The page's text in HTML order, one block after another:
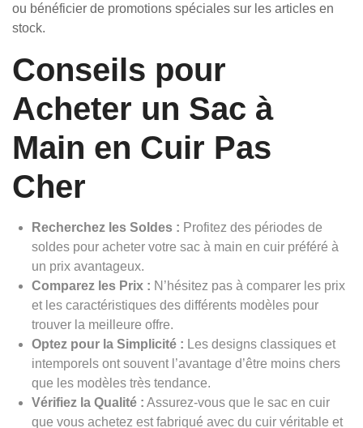
ou bénéficier de promotions spéciales sur les articles en
stock.
Conseils pour
Acheter un Sac à
Main en Cuir Pas
Cher
Recherchez les Soldes : Profitez des périodes de
soldes pour acheter votre sac à main en cuir préféré à
un prix avantageux.
Comparez les Prix : N’hésitez pas à comparer les prix
et les caractéristiques des différents modèles pour
trouver la meilleure offre.
Optez pour la Simplicité : Les designs classiques et
intemporels ont souvent l’avantage d’être moins chers
que les modèles très tendance.
Vérifiez la Qualité : Assurez-vous que le sac en cuir
que vous achetez est fabriqué avec du cuir véritable et